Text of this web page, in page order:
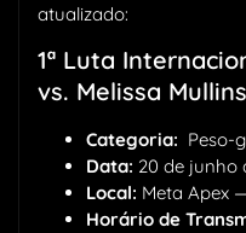
atualizado:
1ª Luta
vs. Melissa Mullins
Categoria: Peso-
Data: 20 de junho
Local: Meta Apex
Horário de